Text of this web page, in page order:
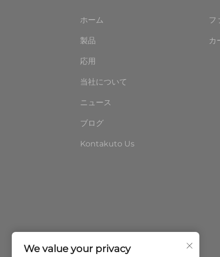
ホーム
製品
応用
当社について
ニュース
ブログ
Kontakuto Us
フ
カ
We value your privacy